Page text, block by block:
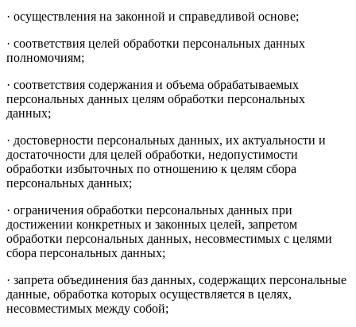
· осуществления на законной и справедливой основе;
· соответствия целей обработки персональных данных
полномочиям;
· соответствия содержания и объема обрабатываемых
персональных данных целям обработки персональных
данных;
· достоверности персональных данных, их актуальности и
достаточности для целей обработки, недопустимости
обработки избыточных по отношению к целям сбора
персональных данных;
· ограничения обработки персональных данных при
достижении конкретных и законных целей, запретом
обработки персональных данных, несовместимых с целями
сбора персональных данных;
· запрета объединения баз данных, содержащих персональные
данные, обработка которых осуществляется в целях,
несовместимых между собой;